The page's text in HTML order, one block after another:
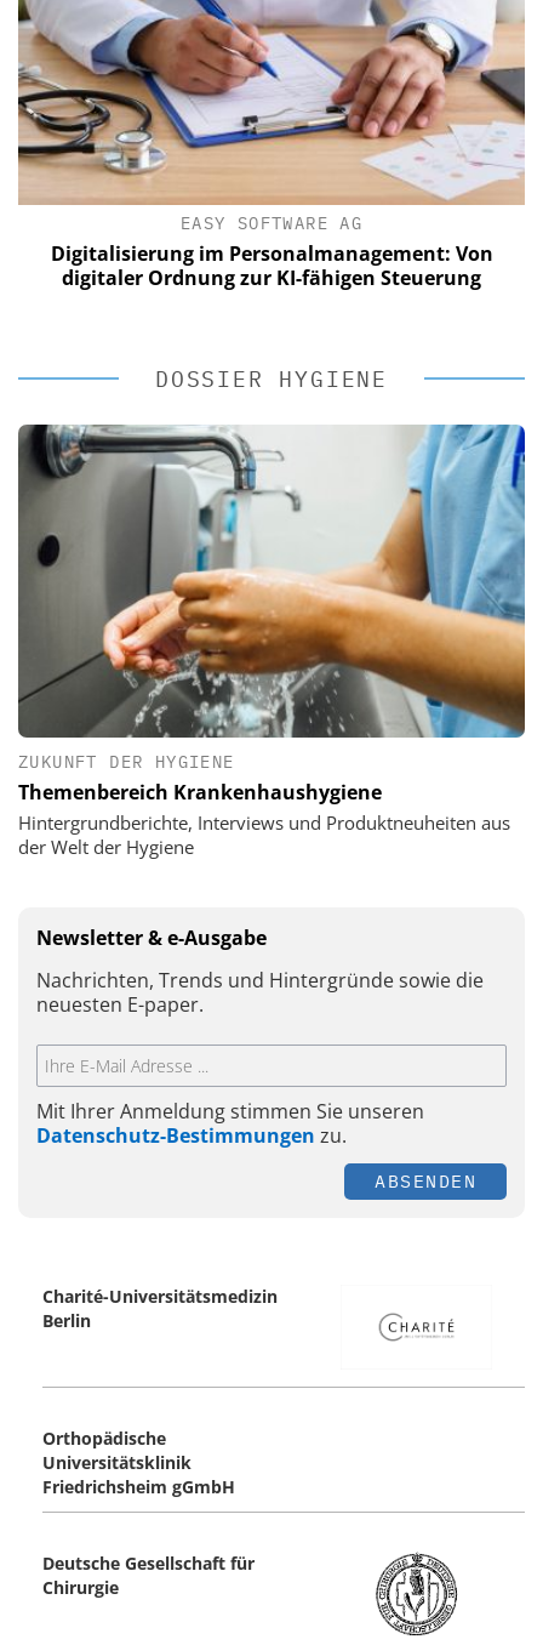
EASY SOFTWARE AG
Digitalisierung im Personalmanagement: Von
digitaler Ordnung zur KI-fähigen Steuerung
DOSSIER HYGIENE
ZUKUNFT DER HYGIENE
Themenbereich Krankenhaushygiene
Hintergrundberichte, Interviews und Produktneuheiten aus
der Welt der Hygiene
Newsletter & e-Ausgabe
Nachrichten, Trends und Hintergründe sowie die
neuesten E-paper.
Mit Ihrer Anmeldung stimmen Sie unseren
Datenschutz-Bestimmungen zu.
ABSENDEN
Charité-Universitätsmedizin
Berlin
Orthopädische
Universitätsklinik
Friedrichsheim gGmbH
Deutsche Gesellschaft für
Chirurgie